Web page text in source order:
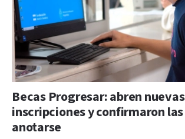
Becas Progresar: abren nuevas
inscripciones y confirmaron
anotarse